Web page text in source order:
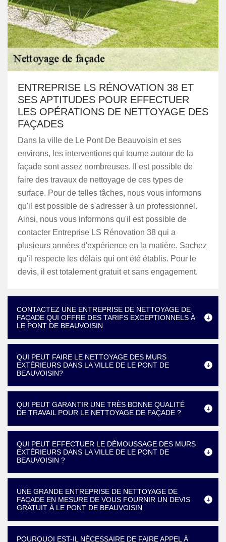
ENTREPRISE LS RÉNOVATION 38 ET
SES APTITUDES POUR EFFECTUER
LES OPÉRATIONS DE NETTOYAGE DES
FAÇADES
Dans la ville de Le Pont De Beauvoisin et ses
environs, les interventions qui tourne autour de la
façade sont assez nombreuses. Il est possible de
faire des travaux de nettoyage de ces types de
surface. Pour de telles tâches, nous vous informons
qu'il est possible de s'adresser à un professionnel.
Ainsi, nous vous informons qu'il est possible de
contacter Entreprise LS Rénovation 38 qui a
plusieurs années d'expérience en la matière. Sachez
qu'il respecte les délais qui ont été établis. Pour le
devis, il est totalement gratuit et sans engagement.
CONTACTEZ UNE ENTREPRISE DE NETTOYAGE DE
FAÇADE QUI OFFRE DES TARIFS EXCEPTIONNELS À
LE PONT DE BEAUVOISIN
QUI PEUT FAIRE LE NETTOYAGE DES MURS
EXTÉRIEURS DANS LA VILLE DE LE PONT DE
BEAUVOISIN?
QUI PEUT GARANTIR UNE TRÈS BONNE QUALITÉ
DE TRAVAIL POUR LE NETTOYAGE DE FAÇADE ?
QUI PEUT EFFECTUER LE DÉMOUSSAGE DES MURS
EXTÉRIEURS DANS LA VILLE DE LE PONT DE
BEAUVOISIN ?
UNE GRANDE ENTREPRISE DE NETTOYAGE DE
FAÇADE EN MESURE DE VOUS FOURNIR UN DEVIS
GRATUIT À LE PONT DE BEAUVOISIN
POURQUOI EST-IL NÉCESSAIRE DE FAIRE APPEL À